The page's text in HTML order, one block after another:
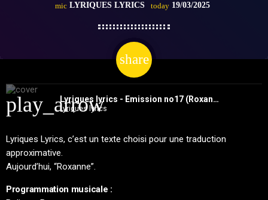
mic LYRIQUES LYRICS today 19/03/2025
share
email
play_arrow Lyriques lyrics - Emission no17 (Roxanne)
Lyriques lyrics
Lyriques Lyrics, c’est un texte choisi pour une traduction
approximative.
Aujourd’hui, “Roxanne”.
Programmation musicale :